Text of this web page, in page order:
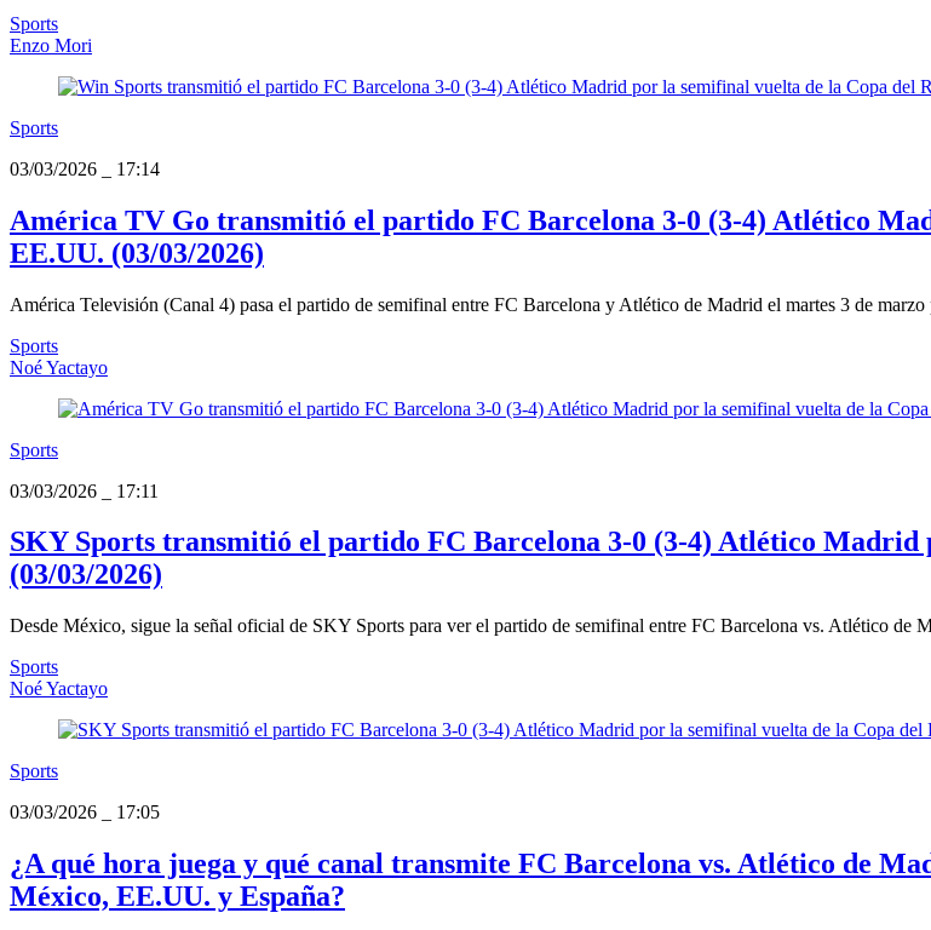
Sports
Enzo Mori
Sports
03/03/2026
17:14
América TV Go transmitió el partido FC Barcelona 3-0 (3-4) Atlético
EE.UU. (03/03/2026)
América Televisión (Canal 4) pasa el partido de semifinal entre FC Barcelona y Atlético de Madrid el martes 3 de marzo
Sports
Noé Yactayo
Sports
03/03/2026
17:11
SKY Sports transmitió el partido FC Barcelona 3-0 (3-4) Atlético Madrid
(03/03/2026)
Desde México, sigue la señal oficial de SKY Sports para ver el partido de semifinal entre FC Barcelona vs. Atlético de
Sports
Noé Yactayo
Sports
03/03/2026
17:05
¿A qué hora juega y qué canal transmite FC Barcelona vs. Atlético de
México, EE.UU. y España?